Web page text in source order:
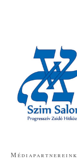
Médiapartnereink